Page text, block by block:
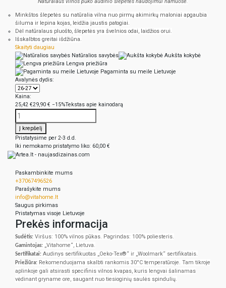
Natūralaus vilnos pūko audinio šlepetės naudojimui namuose.
Minkštos šlepetės su natūralia vilna nuo pirmų akimirkų maloniai apgaubia
šiluma ir lepina kojas, leidžia jaustis patogiai.
Dėl natūralaus pluošto, šlepetės yra švelnios odai, laidžios orui.
Išskalbtos greitai išdžiūna.
Skaityti daugiau
Natūralios savybės
Aukšta kokybė
Lengva priežiūra
Pagaminta su meile Lietuvoje
Avalynės dydis:
Kaina:
25,42 €29,90 € −15%Tekstas apie kainodarą
Į krepšelį
Pristatysime per 2-3 d.d.
Iki nemokamo pristatymo liko: 60,00 €
Paskambinkite mums
+37067496526
Parašykite mums
info@vitahome.lt
Saugus pirkimas
Pristatymas visoje Lietuvoje
Prekės informacija
Sudėtis: Viršus: 100% vilnos pūkas. Pagrindas: 100% poliesteris.
Gamintojas: „Vitahome“, Lietuva.
Sertifikatai: Audinys sertifikuotas „Oeko-Tex®“ ir „Woolmark“ sertifikatais.
Priežiūra: Rekomenduojama skalbti rankomis 30°C temperatūroje. Tam tikroje
aplinkoje gali atsirasti specifinis vilnos kvapas, kuris lengvai šalinamas
vėdinant gryname ore, saugant nuo tiesioginių saulės spindulių.